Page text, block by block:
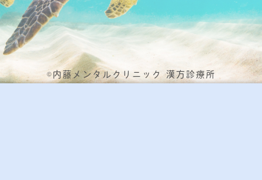
©内藤メンタルクリニック 漢方診療所